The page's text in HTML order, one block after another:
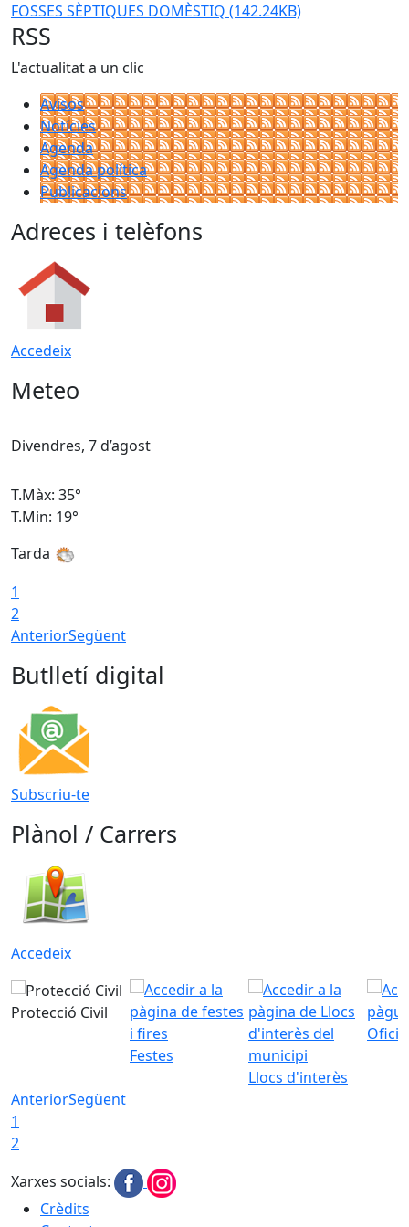
FOSSES SÈPTIQUES DOMÈSTIQ (142.24KB)
RSS
L'actualitat a un clic
Avisos
Notícies
Agenda
Agenda política
Publicacions
Adreces i telèfons
Accedeix
Meteo
Divendres, 7 d’agost
T.Màx: 35°
T.Min: 19°
Tarda
1
2
AnteriorSegüent
Butlletí digital
Subscriu-te
Plànol / Carrers
Accedeix
Protecció Civil
Festes
Llocs d'interès
AnteriorSegüent
1
2
Xarxes socials:
Crèdits